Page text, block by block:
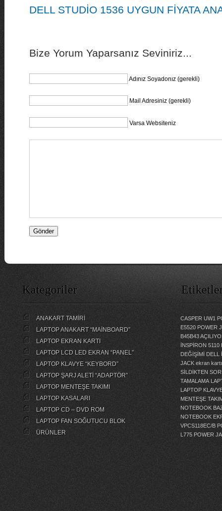
DELL STUDİO 1536 UYGUN FİYATA
Bize Yorum Yaparsanız Seviniriz...
Adınız Soyadonız (gerekli)
Mail Adresiniz (gerekli)
Varsa Websiteniz
Kategoriler
ANAKART TAMİRİ
LAPTOP ANAKART “MAİNBOARD”
LAPTOP EKRAN KARTI
LAPTOP LCD LED EKRAN “PANEL”
LAPTOP KLAVYE “KEYBORD”
LAPTOP ŞARJ ALETİ “ADAPTÖR”
LAPTOP MENTEŞE TAKIMI
LAPTOP KASALARI
LAPTOP CD – DVD ROM
LAPTOP FAN SOĞUTUCU BLOK
ÜRÜNLER
CASPER UW1
E5520 POWER
B45B43
İNSPİRON
DEĞİŞİMİ
DELL
JACK ekran
SİLDİKTEN
TAMALAMA
LAPTOP
MENTEŞE
NOTEBOOK
NOTEBOOK
VPCS118EC/B
L775 POWER